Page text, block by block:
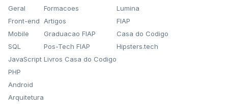
Geral
Front-end
Mobile
SQL
JavaScript
PHP
Android
Arquitetura
Formacoes
Artigos
Graduacao FIAP
Pos-Tech FIAP
Livros Casa do Codigo
Lumina
FIAP
Casa do Codigo
Hipsters.tech